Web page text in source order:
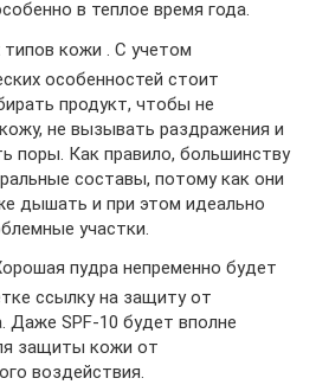
в теплое время года.
кожи . С учетом
особенностей стоит
продукт, чтобы не
не вызывать раздражения и
поры. Как правило, большинству
составы, потому как они
дышать и при этом идеально
участки.
пудра непременно будет
ссылку на защиту от
Даже SPF-10 будет вполне
защиты кожи от
воздействия.